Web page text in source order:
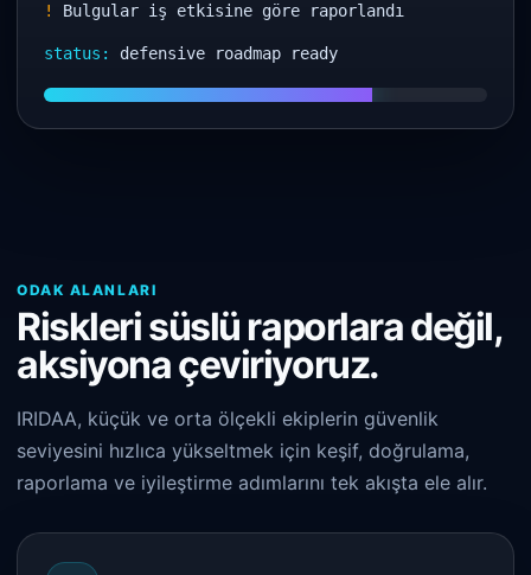
! Bulgular iş etkisine göre raporlandı
status: defensive roadmap ready
ODAK ALANLARI
Riskleri süslü raporlara değil,
aksiyona çeviriyoruz.
IRIDAA, küçük ve orta ölçekli ekiplerin güvenlik
seviyesini hızlıca yükseltmek için keşif, doğrulama,
raporlama ve iyileştirme adımlarını tek akışta ele alır.